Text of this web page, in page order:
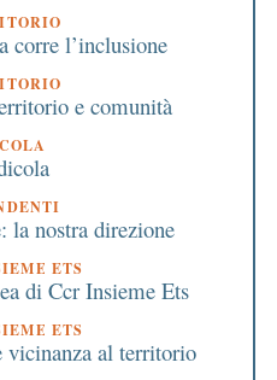
corre l’inclusione
e comunità
la nostra direzione
ETS
di Ccr Insieme Ets
ETS
vicinanza al territorio